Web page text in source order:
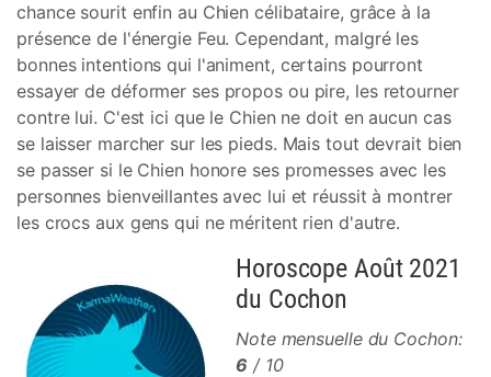
chance sourit enfin au Chien célibataire, grâce à la
présence de l'énergie Feu. Cependant, malgré les
bonnes intentions qui l'animent, certains pourront
essayer de déformer ses propos ou pire, les retourner
contre lui. C'est ici que le Chien ne doit en aucun cas
se laisser marcher sur les pieds. Mais tout devrait bien
se passer si le Chien honore ses promesses avec les
personnes bienveillantes avec lui et réussit à montrer
les crocs aux gens qui ne méritent rien d'autre.
Horoscope Août 2021
du Cochon
Note mensuelle du Cochon:
6 / 10